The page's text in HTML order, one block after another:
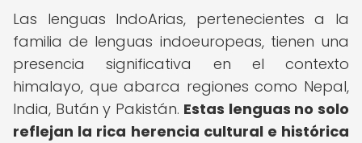
Las lenguas IndoArias, pertenecientes a la
familia de lenguas indoeuropeas, tienen una
presencia significativa en el contexto
himalayo, que abarca regiones como Nepal,
India, Bután y Pakistán. Estas lenguas no solo
reflejan la rica herencia cultural e histórica